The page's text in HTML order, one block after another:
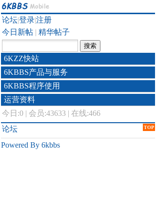
论坛|登录|注册
今日新帖 | 精华帖子
6KZZ快站
6KBBS产品与服务
6KBBS程序使用
运营资料
今日:0 | 会员:43633 | 在线:466
TOP
论坛
Powered By 6kbbs